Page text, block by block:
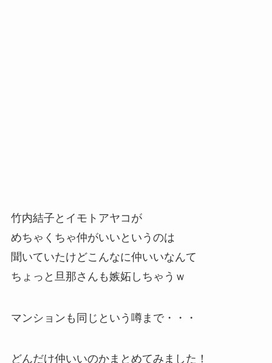
竹内結子とイモトアヤコが
めちゃくちゃ仲がいいというのは
聞いていたけどこんなに仲いいなんて
ちょっと旦那さんも嫉妬しちゃうｗ
マンションも同じという噂まで・・・
どんだけ仲いいのかまとめてみました！